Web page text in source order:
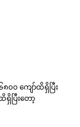
၀ ကျော်ထိရှိပြီး
ရှိပြီးတော့